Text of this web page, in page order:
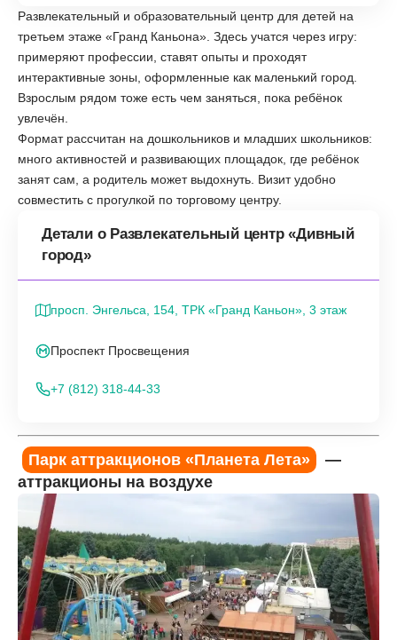
Развлекательный и образовательный центр для детей на
третьем этаже «Гранд Каньона». Здесь учатся через игру:
примеряют профессии, ставят опыты и проходят
интерактивные зоны, оформленные как маленький город.
Взрослым рядом тоже есть чем заняться, пока ребёнок
увлечён.
Формат рассчитан на дошкольников и младших школьников:
много активностей и развивающих площадок, где ребёнок
занят сам, а родитель может выдохнуть. Визит удобно
совместить с прогулкой по торговому центру.
Детали о Развлекательный центр «Дивный
город»
просп. Энгельса, 154, ТРК «Гранд Каньон», 3 этаж
Проспект Просвещения
+7 (812) 318-44-33
Парк аттракционов «Планета Лета»
—
аттракционы на воздухе